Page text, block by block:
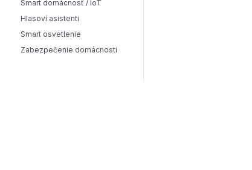
Smart domácnosť / IoT
Hlasoví asistenti
Smart osvetlenie
Zabezpečenie domácnosti